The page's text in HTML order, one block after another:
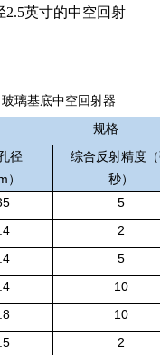
2.5英寸的中空回射
玻璃基底中空回射器
规格
径
）
综合反射精度
秒）
5
2
5
10
10
2